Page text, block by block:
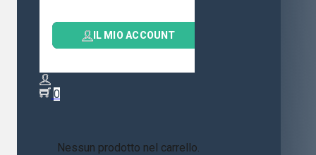
IL MIO ACCOUNT
0
Nessun prodotto nel carrello.